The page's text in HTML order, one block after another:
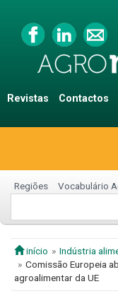
Revistas Contactos
Regiões Vocabulário
início
Indústria
Comissão Europeia
agroalimentar da UE